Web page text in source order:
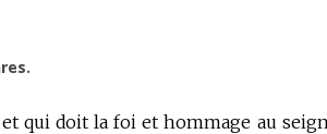
qui doit la foi et hommage au